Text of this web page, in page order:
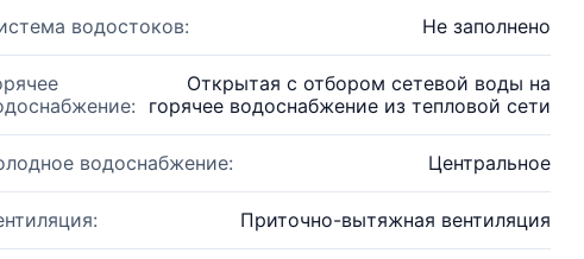
водостоков: Не заполнено
Открытая с отбором сетевой воды на
горячее водоснабжение из тепловой сети
водоснабжение: Центральное
Приточно-вытяжная вентиляция